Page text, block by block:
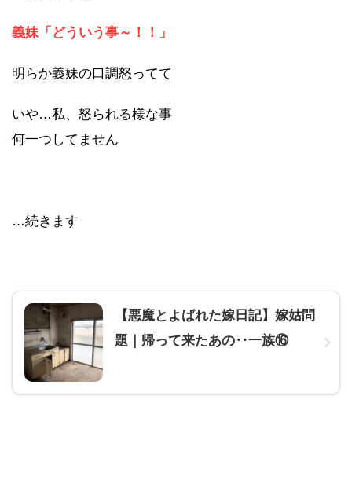
義妹「どういう事～！！」
明らか義妹の口調怒ってて
いや…私、怒られる様な事
何一つしてません
…続きます
【悪魔とよばれた嫁日記】嫁姑問
題｜帰って来たあの‥一族⑯